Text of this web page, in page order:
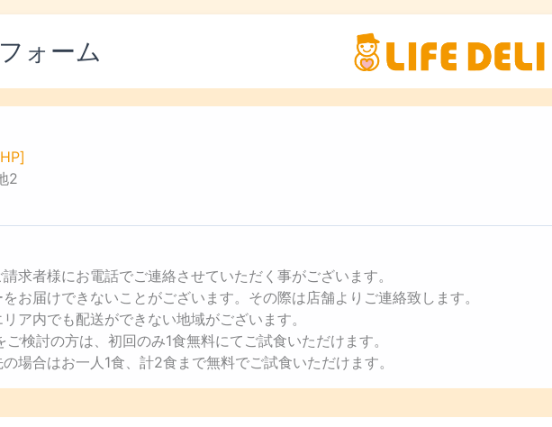
ォーム
2
求者様にお電話でご連絡させていただく事がございます。
お届けできないことがございます。その際は店舗よりご連絡致します。
ア内でも配送ができない地域がございます。
検討の方は、初回のみ1食無料にてご試食いただけます。
場合はお一人1食、計2食まで無料でご試食いただけます。